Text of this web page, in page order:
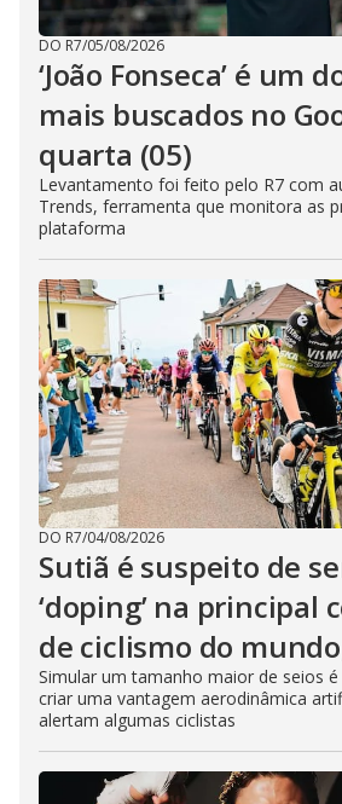
DO R7/05/08/2026
‘João Fonseca’ é um
mais buscados no
quarta (05)
Levantamento foi feito pelo R7 com
Trends, ferramenta que monitora as
plataforma
DO R7/04/08/2026
Sutiã é suspeito de
‘doping’ na principal
de ciclismo do
Simular um tamanho maior de seios
criar uma vantagem aerodinâmica
alertam algumas ciclistas